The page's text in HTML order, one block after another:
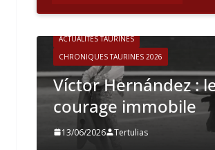
ACTUALITÉS TAURINES
CHRONIQUES TAURINES 2026
Víctor Hernández :
courage immobile
13/06/2026 Tertulias